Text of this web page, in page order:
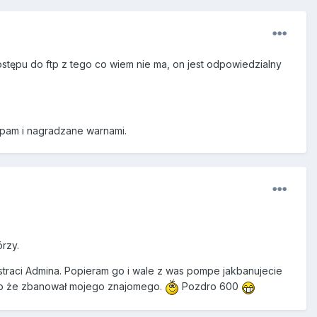
do ftp z tego co wiem nie ma, on jest odpowiedzialny
i nagradzane warnami.
Admina. Popieram go i wale z was pompe jakbanujecie
że zbanował mojego znajomego.
Pozdro 600